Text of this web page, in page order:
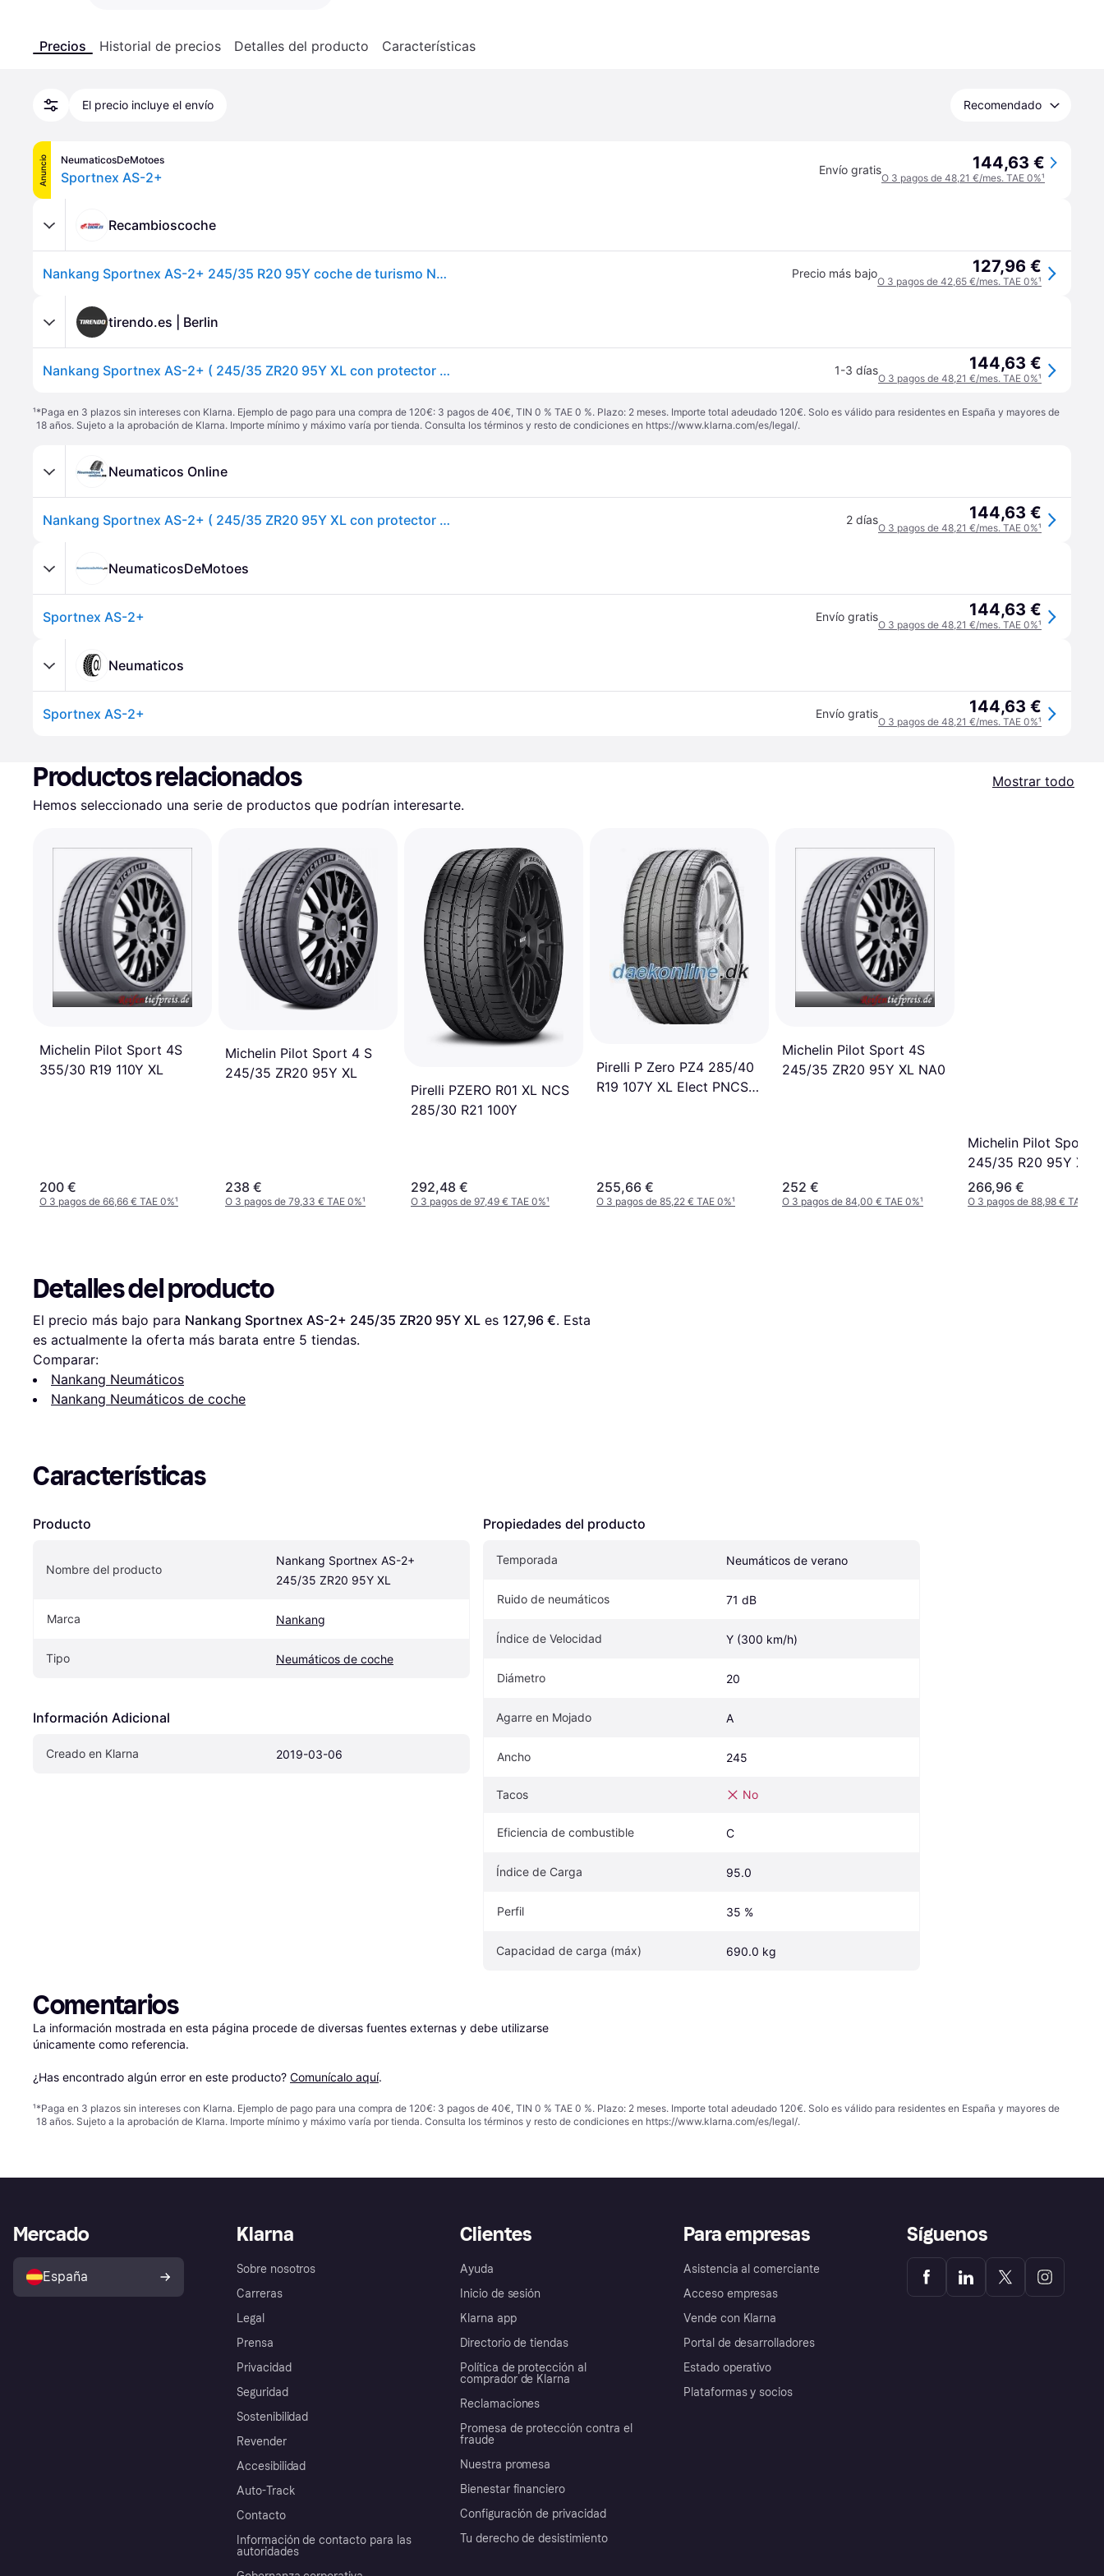
Precios Historial de precios Detalles del producto Características
El precio incluye el envío Recomendado
Anuncio NeumaticosDeMotoes
Sportnex AS-2+ Envío gratis 144,63 €
O 3 pagos de 48,21 €/mes. TAE 0%¹
Recambioscoche
Nankang Sportnex AS-2+ 245/35 R20 95Y coche de turismo Neumáticos de verano Neumáticos JD247 Precio más bajo 127,96 €
O 3 pagos de 42,65 €/mes. TAE 0%¹
tirendo.es | Berlin
Nankang Sportnex AS-2+ ( 245/35 ZR20 95Y XL con protector de llanta (MFS) ) - negro 1-3 días 144,63 €
O 3 pagos de 48,21 €/mes. TAE 0%¹
¹*Paga en 3 plazos sin intereses con Klarna. Ejemplo de pago para una compra de 120€: 3 pagos de 40€, TIN 0 % TAE 0 %. Plazo: 2 meses. Importe total adeudado 120€. Solo es válido para residentes en España y mayores de
18 años. Sujeto a la aprobación de Klarna. Importe mínimo y máximo varía por tienda. Consulta los términos y resto de condiciones en https://www.klarna.com/es/legal/.
Neumaticos Online
Nankang Sportnex AS-2+ ( 245/35 ZR20 95Y XL con protector de llanta (MFS) ) 2 días 144,63 €
O 3 pagos de 48,21 €/mes. TAE 0%¹
NeumaticosDeMotoes
Sportnex AS-2+ Envío gratis 144,63 €
O 3 pagos de 48,21 €/mes. TAE 0%¹
Neumaticos
Sportnex AS-2+ Envío gratis 144,63 €
O 3 pagos de 48,21 €/mes. TAE 0%¹
Productos relacionados
Mostrar todo
Hemos seleccionado una serie de productos que podrían interesarte.
Michelin Pilot Sport 4S
355/30 R19 110Y XL
200 €
O 3 pagos de 66,66 € TAE 0%¹
Michelin Pilot Sport 4 S
245/35 ZR20 95Y XL
238 €
O 3 pagos de 79,33 € TAE 0%¹
Pirelli PZERO R01 XL NCS
285/30 R21 100Y
292,48 €
O 3 pagos de 97,49 € TAE 0%¹
Pirelli P Zero PZ4 285/40
R19 107Y XL Elect PNCS
255,66 €
O 3 pagos de 85,22 € TAE 0%¹
Michelin Pilot Sport 4S
245/35 ZR20 95Y XL NA0
252 €
O 3 pagos de 84,00 € TAE 0%¹
Michelin Pilot Sport 3
245/35 R20 95Y XL
RunFlat
266,96 €
O 3 pagos de 88,98 € TAE 0%
Detalles del producto
El precio más bajo para Nankang Sportnex AS-2+ 245/35 ZR20 95Y XL es 127,96 €. Esta
es actualmente la oferta más barata entre 5 tiendas.
Comparar:
Nankang Neumáticos
Nankang Neumáticos de coche
Características
Producto
Nombre del producto
Nankang Sportnex AS-2+
245/35 ZR20 95Y XL
Marca Nankang
Tipo Neumáticos de coche
Información Adicional
Creado en Klarna 2019-03-06
Propiedades del producto
Temporada Neumáticos de verano
Ruido de neumáticos 71 dB
Índice de Velocidad Y (300 km/h)
Diámetro 20
Agarre en Mojado A
Ancho 245
Tacos No
Eficiencia de combustible C
Índice de Carga 95.0
Perfil 35 %
Capacidad de carga (máx) 690.0 kg
Comentarios
La información mostrada en esta página procede de diversas fuentes externas y debe utilizarse
únicamente como referencia.
¿Has encontrado algún error en este producto? Comunícalo aquí.
¹*Paga en 3 plazos sin intereses con Klarna. Ejemplo de pago para una compra de 120€: 3 pagos de 40€, TIN 0 % TAE 0 %. Plazo: 2 meses. Importe total adeudado 120€. Solo es válido para residentes en España y mayores de
18 años. Sujeto a la aprobación de Klarna. Importe mínimo y máximo varía por tienda. Consulta los términos y resto de condiciones en https://www.klarna.com/es/legal/.
Klarna
Sobre nosotros
Carreras
Legal
Prensa
Privacidad
Seguridad
Sostenibilidad
Revender
Accesibilidad
Auto-Track
Contacto
Información de contacto para las
autoridades
Clientes
Ayuda
Inicio de sesión
Klarna app
Directorio de tiendas
Política de protección al
comprador de Klarna
Reclamaciones
Promesa de protección contra el
fraude
Nuestra promesa
Bienestar financiero
Configuración de privacidad
Tu derecho de desistimiento
Para empresas
Asistencia al comerciante
Acceso empresas
Vende con Klarna
Portal de desarrolladores
Estado operativo
Plataformas y socios
Mercado
España
Síguenos